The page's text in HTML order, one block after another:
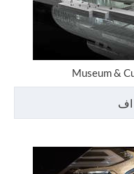
Museum &
اف